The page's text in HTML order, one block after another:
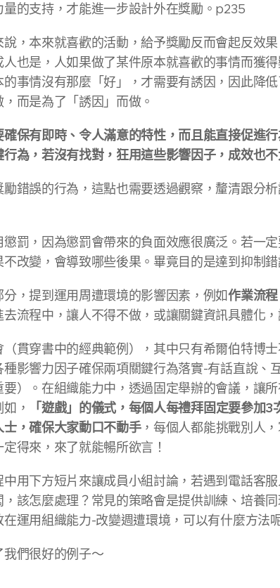
量的支持，才能進一步設計外在獎勵。p235
說，本來就喜歡的活動，給予獎勵反而會起反效
也是，人如果做了某件原本就喜歡的事情而獲
的事情沒有那麼「好」，才需要有誘因，因此降
而是為了「誘因」而做。
保有即時、令人滿意的特性，而且能直接促進
為，若沒有找對，狂用這些影響因子，成效也不
勵錯誤的行為，這點也需要透過觀察，釐清跟分
懲罰，因為懲罰會帶來的負面效應很廣泛。若一
改變，會導致哪些後果。畢竟目的是達到抑制
分，提到運用周遭環境的影響因素，例如作業流
流程中，讓人不得不做，或讓關鍵資訊具體化，
（貫穿書中的經典範例），其中只有希爾伯特博
影響力因子確保兩項關鍵行為落實-有話直說、
）。在組織能力中，透過固定舉辦的會議，讓
，
「遊戲」的儀式，每個人每禮拜固定要參加3
，確保大家動口不動手，每個人都能挑戰別人
得來，來了就能暢所欲言！
用下方短片來讓成員小組討論，若遇到電話客
該怎麼處理？常見的策略會是提供訓練、培養
運用組織能力-改變週遭環境，可以有什麼方法
們很好的例子～